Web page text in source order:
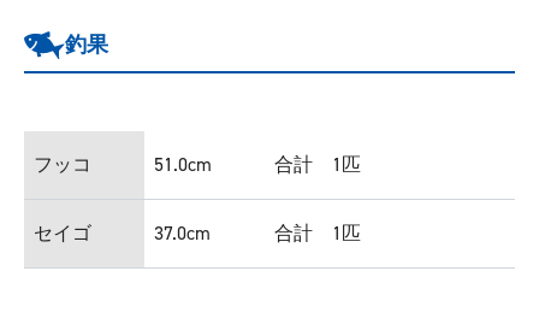
釣果
フッコ 51.0cm 合計 1匹
セイゴ 37.0cm 合計 1匹